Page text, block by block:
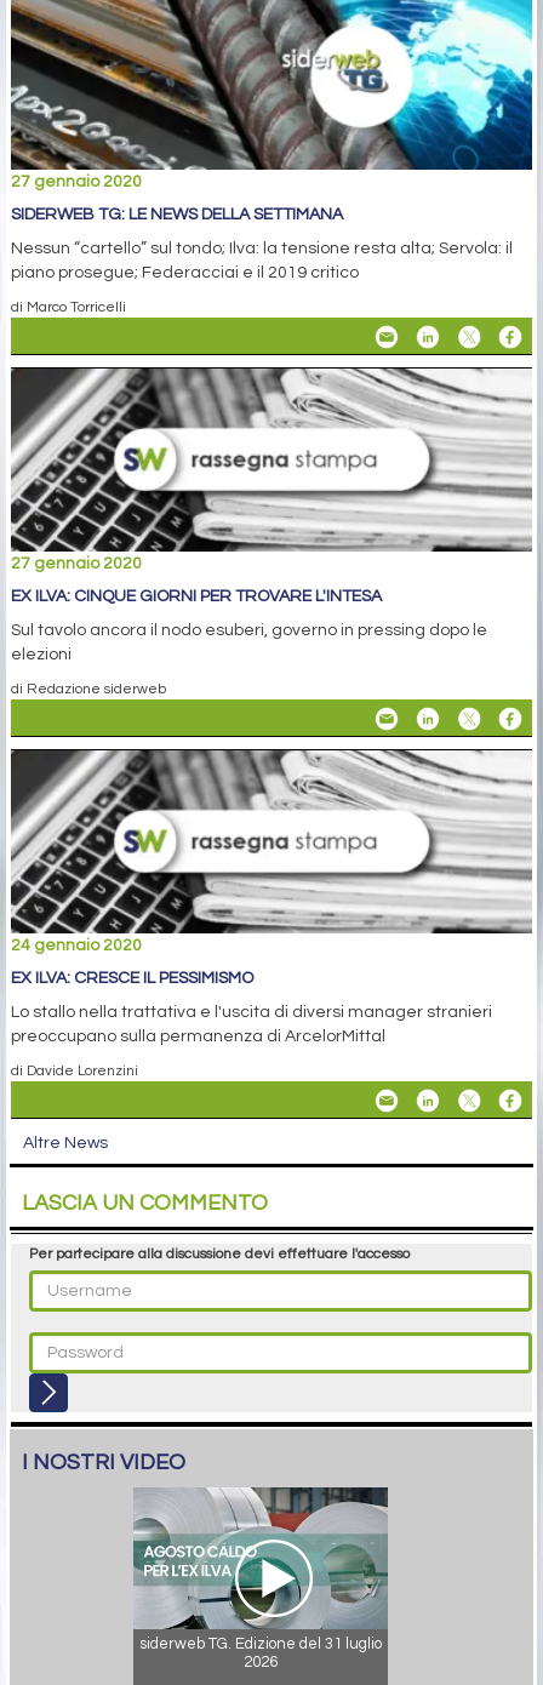
27 gennaio 2020
SIDERWEB TG: LE NEWS DELLA SETTIMANA
Nessun “cartello” sul tondo; Ilva: la tensione resta alta; Servola: il
piano prosegue; Federacciai e il 2019 critico
di Marco Torricelli
27 gennaio 2020
EX ILVA: CINQUE GIORNI PER TROVARE L'INTESA
Sul tavolo ancora il nodo esuberi, governo in pressing dopo le
elezioni
di Redazione siderweb
24 gennaio 2020
EX ILVA: CRESCE IL PESSIMISMO
Lo stallo nella trattativa e l'uscita di diversi manager stranieri
preoccupano sulla permanenza di ArcelorMittal
di Davide Lorenzini
Altre News
LASCIA UN COMMENTO
Per partecipare alla discussione devi effettuare l'accesso
I NOSTRI VIDEO
siderweb TG. Edizione del 31 luglio
2026